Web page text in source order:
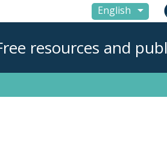
English 
resources and